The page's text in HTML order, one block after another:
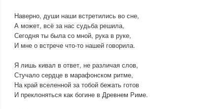
Наверно, души наши встретились во сне,
А может, всё за нас судьба решила,
Сегодня ты была со мной, рука в руке,
И мне о встрече что-то нашей говорила.
Я лишь кивал в ответ, не различая слов,
Стучало сердце в марафонском ритме,
На край вселенной за тобой бежать готов
И преклоняться как богине в Древнем Риме.